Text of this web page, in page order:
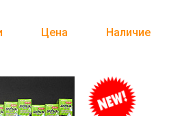
Цена Наличие